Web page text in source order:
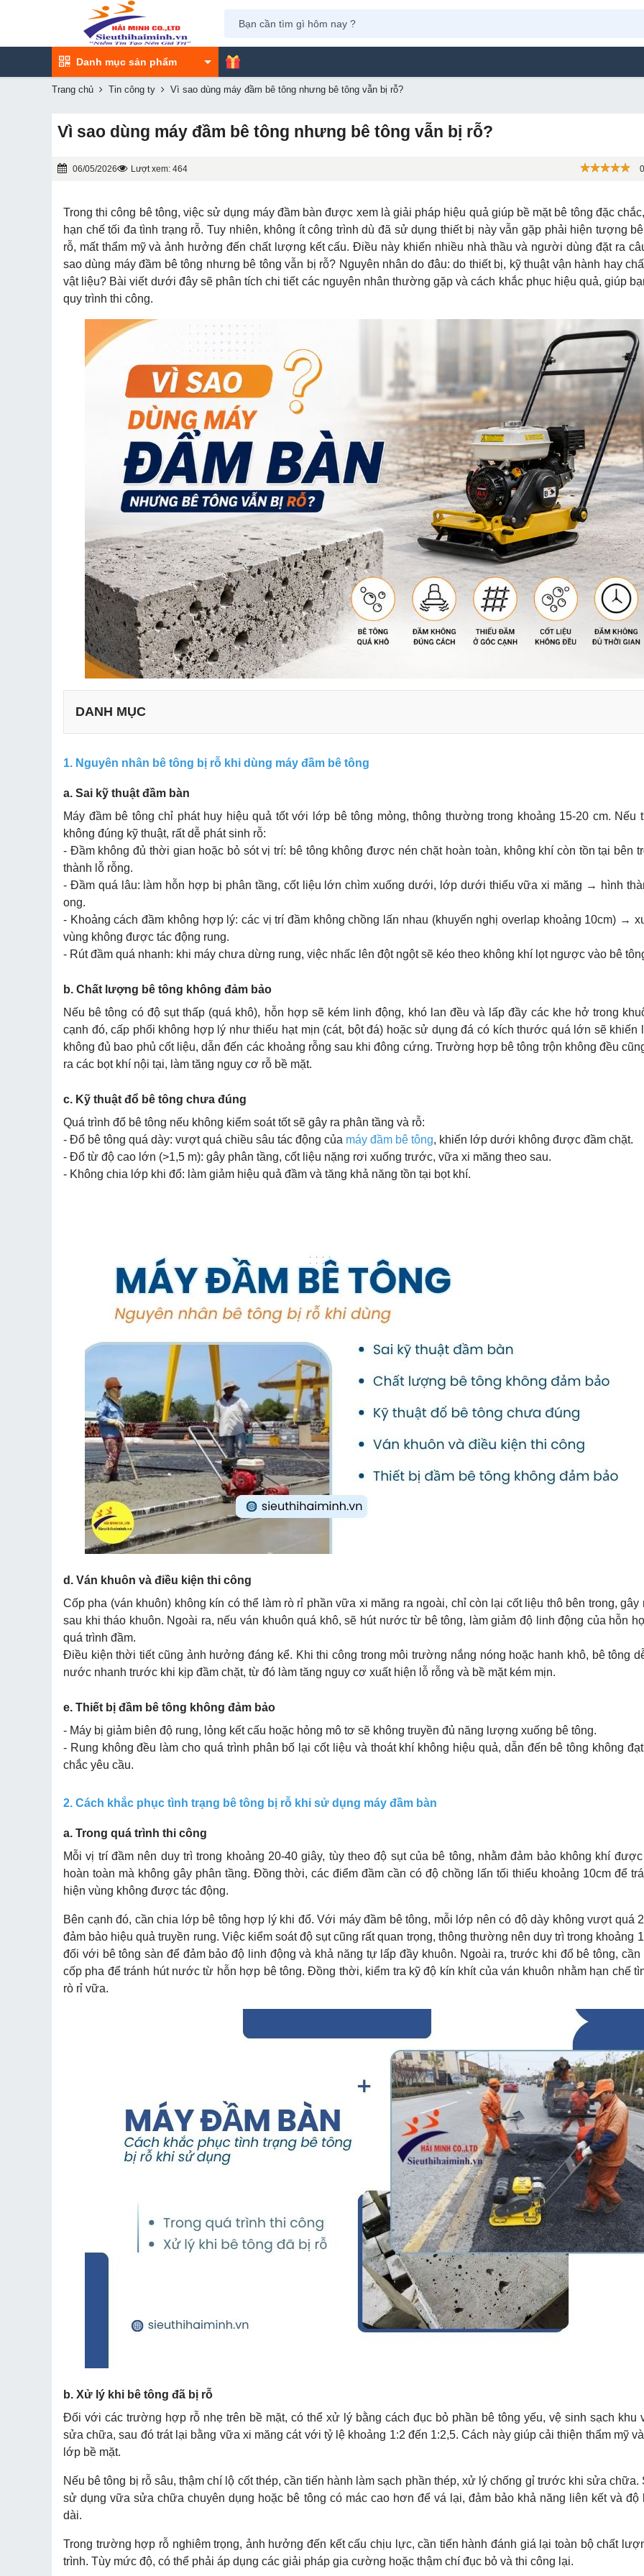
Danh mục sản phẩm Máy Phun
Trang chủ Tin công ty Vì sao dùng máy đầm bê tông nhưng bê tông vẫn bị rỗ?
Vì sao dùng máy đầm bê tông nhưng bê tông vẫn bị rỗ?
06/05/2026 Lượt xem: 464
Trong thi công bê tông, việc sử dụng máy đầm bàn được xem là giải pháp hiệu quả giúp bề mặt bê tông đặc
hạn chế tối đa tình trạng rỗ. Tuy nhiên, không ít công trình dù đã sử dụng thiết bị này vẫn gặp phải hiện tượng
rỗ, mất thẩm mỹ và ảnh hưởng đến chất lượng kết cấu. Điều này khiến nhiều nhà thầu và người dùng đặt ra
sao dùng máy đầm bê tông nhưng bê tông vẫn bị rỗ? Nguyên nhân do đâu: do thiết bị, kỹ thuật vận hành hay
vật liệu? Bài viết dưới đây sẽ phân tích chi tiết các nguyên nhân thường gặp và cách khắc phục hiệu quả, giúp
quy trình thi công.
DANH MỤC
b. Chất lượng bê tông không đảm bảo
c. Kỹ thuật đổ bê tông chưa đúng
e. Thiết bị đầm bê tông không đảm bảo
a. Trong quá trình thi công
b. Xử lý khi bê tông đã bị rỗ
1. Nguyên nhân bê tông bị rỗ khi dùng máy đầm bê tông
a. Sai kỹ thuật đầm bàn
Máy đầm bê tông chỉ phát huy hiệu quả tốt với lớp bê tông mỏng, thông thường trong khoảng 15-20 cm. Nếu
không đúng kỹ thuật, rất dễ phát sinh rỗ:
- Đầm không đủ thời gian hoặc bỏ sót vị trí: bê tông không được nén chặt hoàn toàn, không khí còn tồn tại bên
thành lỗ rỗng.
- Đầm quá lâu: làm hỗn hợp bị phân tầng, cốt liệu lớn chìm xuống dưới, lớp dưới thiếu vữa xi măng → hình
ong.
- Khoảng cách đầm không hợp lý: các vị trí đầm không chồng lấn nhau (khuyến nghị overlap khoảng 10cm) →
vùng không được tác động rung.
- Rút đầm quá nhanh: khi máy chưa dừng rung, việc nhấc lên đột ngột sẽ kéo theo không khí lọt ngược vào bê
b. Chất lượng bê tông không đảm bảo
Nếu bê tông có độ sụt thấp (quá khô), hỗn hợp sẽ kém linh động, khó lan đều và lấp đầy các khe hở trong
cạnh đó, cấp phối không hợp lý như thiếu hạt mịn (cát, bột đá) hoặc sử dụng đá có kích thước quá lớn sẽ khiến
không đủ bao phủ cốt liệu, dẫn đến các khoảng rỗng sau khi đông cứng. Trường hợp bê tông trộn không đều
ra các bọt khí nội tại, làm tăng nguy cơ rỗ bề mặt.
c. Kỹ thuật đổ bê tông chưa đúng
Quá trình đổ bê tông nếu không kiểm soát tốt sẽ gây ra phân tầng và rỗ:
- Đổ bê tông quá dày: vượt quá chiều sâu tác động của máy đầm bê tông, khiến lớp dưới không được đầm chặt.
- Đổ từ độ cao lớn (>1,5 m): gây phân tầng, cốt liệu nặng rơi xuống trước, vữa xi măng theo sau.
- Không chia lớp khi đổ: làm giảm hiệu quả đầm và tăng khả năng tồn tại bọt khí.
d. Ván khuôn và điều kiện thi công
Cốp pha (ván khuôn) không kín có thể làm rò rỉ phần vữa xi măng ra ngoài, chỉ còn lại cốt liệu thô bên trong, gây
sau khi tháo khuôn. Ngoài ra, nếu ván khuôn quá khô, sẽ hút nước từ bê tông, làm giảm độ linh động của hỗn
quá trình đầm.
Điều kiện thời tiết cũng ảnh hưởng đáng kể. Khi thi công trong môi trường nắng nóng hoặc hanh khô, bê tông
nước nhanh trước khi kịp đầm chặt, từ đó làm tăng nguy cơ xuất hiện lỗ rỗng và bề mặt kém mịn.
e. Thiết bị đầm bê tông không đảm bảo
- Máy bị giảm biên độ rung, lỏng kết cấu hoặc hỏng mô tơ sẽ không truyền đủ năng lượng xuống bê tông.
- Rung không đều làm cho quá trình phân bố lại cốt liệu và thoát khí không hiệu quả, dẫn đến bê tông không
chắc yêu cầu.
2. Cách khắc phục tình trạng bê tông bị rỗ khi sử dụng máy đầm bàn
a. Trong quá trình thi công
Mỗi vị trí đầm nên duy trì trong khoảng 20-40 giây, tùy theo độ sụt của bê tông, nhằm đảm bảo không khí
hoàn toàn mà không gây phân tầng. Đồng thời, các điểm đầm cần có độ chồng lấn tối thiểu khoảng 10cm để
hiện vùng không được tác động.
Bên cạnh đó, cần chia lớp bê tông hợp lý khi đổ. Với máy đầm bê tông, mỗi lớp nên có độ dày không vượt quá
đảm bảo hiệu quả truyền rung. Việc kiểm soát độ sụt cũng rất quan trọng, thông thường nên duy trì trong khoảng
đối với bê tông sàn để đảm bảo độ linh động và khả năng tự lấp đầy khuôn. Ngoài ra, trước khi đổ bê tông, cần
cốp pha để tránh hút nước từ hỗn hợp bê tông. Đồng thời, kiểm tra kỹ độ kín khít của ván khuôn nhằm hạn chế
rò rỉ vữa.
b. Xử lý khi bê tông đã bị rỗ
Đối với các trường hợp rỗ nhẹ trên bề mặt, có thể xử lý bằng cách đục bỏ phần bê tông yếu, vệ sinh sạch khu
sửa chữa, sau đó trát lại bằng vữa xi măng cát với tỷ lệ khoảng 1:2 đến 1:2,5. Cách này giúp cải thiện thẩm mỹ
lớp bề mặt.
Nếu bê tông bị rỗ sâu, thậm chí lộ cốt thép, cần tiến hành làm sạch phần thép, xử lý chống gỉ trước khi sửa chữa.
sử dụng vữa sửa chữa chuyên dụng hoặc bê tông có mác cao hơn để vá lại, đảm bảo khả năng liên kết và độ
dài.
Trong trường hợp rỗ nghiêm trọng, ảnh hưởng đến kết cấu chịu lực, cần tiến hành đánh giá lại toàn bộ chất
trình. Tùy mức độ, có thể phải áp dụng các giải pháp gia cường hoặc thậm chí đục bỏ và thi công lại.